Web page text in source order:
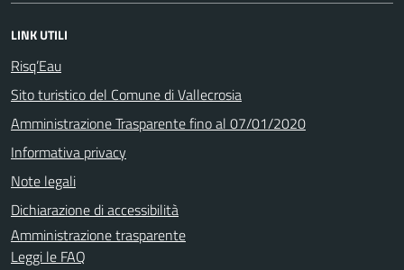
LINK UTILI
Risq’Eau
Sito turistico del Comune di Vallecrosia
Amministrazione Trasparente fino al 07/01/2020
Informativa privacy
Note legali
Dichiarazione di accessibilità
Amministrazione trasparente
Leggi le FAQ